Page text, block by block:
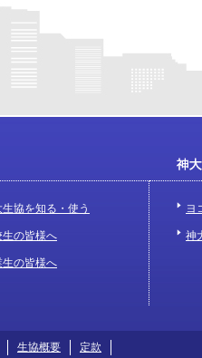
生協を知る・使う
生の皆様へ
生の皆様へ
ヨ
神
生協概要 定款